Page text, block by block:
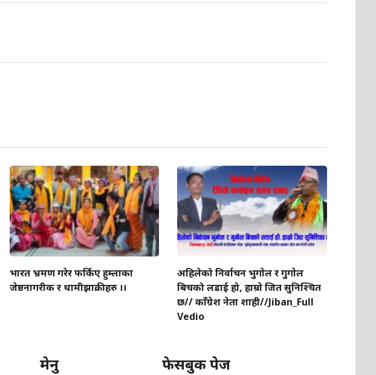
भारत भ्रमण गरेर फर्किए हुम्लाका
जेष्ठनागरीक र धामीझाक्रीहरु ।।
अहिलेको निर्वाचन भुगाेल र गुगाेल
बिचको लडाई हो, हाम्राे जित सुनिश्चित
छ// काँग्रेश नेता शाही//Jiban_Full
Vedio
मेनु फेसबुक पेज